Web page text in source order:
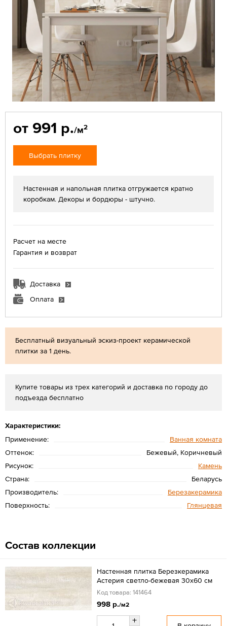
Бесплатный визуальный эскиз-проект керамической
плитки за 1 день.
Купите товары из трех категорий и доставка по городу до
подъезда бесплатно
Характеристики:
Применение:
Ванная комната
Оттенок:
Бежевый, Коричневый
Рисунок:
Камень
Страна:
Беларусь
Производитель:
Березакерамика
Поверхность:
Глянцевая
от 991 р./м2
Выбрать плитку
Настенная и напольная плитка отгружается кратно
коробкам. Декоры и бордюры - штучно.
Расчет на месте
Гарантия и возврат
Доставка
Оплата
Состав коллекции
Настенная плитка Березкерамика
Астерия светло-бежевая 30х60 см
Код товара: 141464
998 р./м2
+